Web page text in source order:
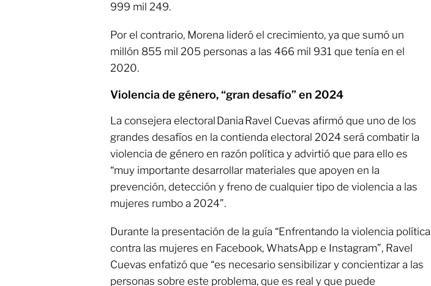
999 mil 249.
Por el contrario, Morena lideró el crecimiento, ya que sumó un
millón 855 mil 205 personas a las 466 mil 931 que tenía en el
2020.
Violencia de género, “gran desafío” en 2024
La consejera electoral Dania Ravel Cuevas afirmó que uno de los
grandes desafíos en la contienda electoral 2024 será combatir la
violencia de género en razón política y advirtió que para ello es
“muy importante desarrollar materiales que apoyen en la
prevención, detección y freno de cualquier tipo de violencia a las
mujeres rumbo a 2024”.
Durante la presentación de la guía “Enfrentando la violencia política
contra las mujeres en Facebook, WhatsApp e Instagram”, Ravel
Cuevas enfatizó que “es necesario sensibilizar y concientizar a las
personas sobre este problema, que es real y que puede